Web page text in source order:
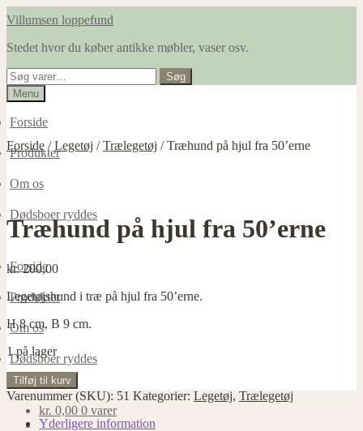
Spring
navigation
Spring
indhold
Villumsen loppefund
Stedet hvor du køber antikke møbler, vaser osv.
Søg
efter:
Søg
Menu
Forside
Produkter
Om os
Dødsboer ryddes
Forside
Produkter
Om os
Dødsboer ryddes
kr. 0,00 0 varer
Forside /Legetøj /Trælegetøj /Træhund på hjul fra 50’erne
Træhund på hjul fra 50’erne
kr.200,00
Legetøjshund i træ på hjul fra 50’erne.
H 8 cm, B 9 cm.
1 på lager
Træhund
på
Tilføj til kurv
Varenummer (SKU): 51 Kategorier: Legetøj, Trælegetøj
Yderligere information